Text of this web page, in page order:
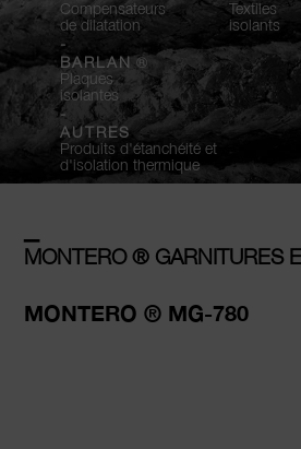
Compensateurs
de dilatation
Textiles
isolants
-
BARLAN ®
Plaques
isolantes
-
AUTRES
Produits d'étanchéité et
d'isolation thermique
–
MONTERO ® GARNITURES
MONTERO ® MG-780